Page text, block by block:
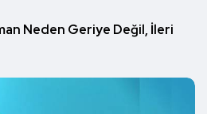
Neden Geriye Değil, İleri